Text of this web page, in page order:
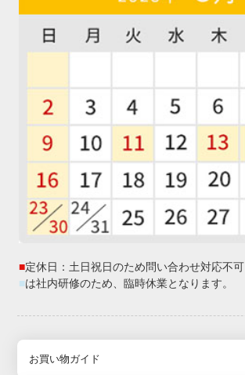
■定休日：土日祝日のため問い合わせ対応不可
■は社内研修のため、臨時休業となります。
お買い物ガイド